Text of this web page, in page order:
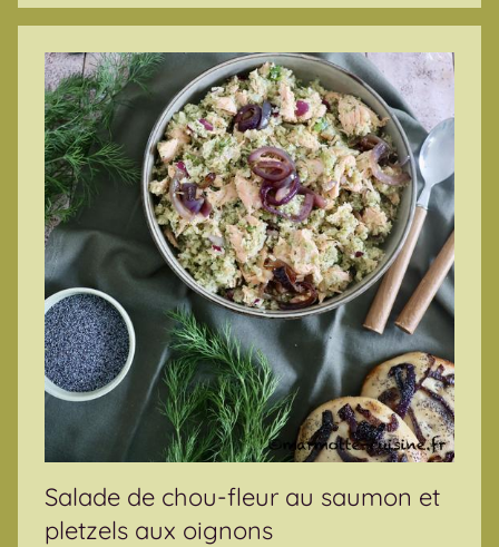
Salade de chou-fleur au saumon et
pletzels aux oignons